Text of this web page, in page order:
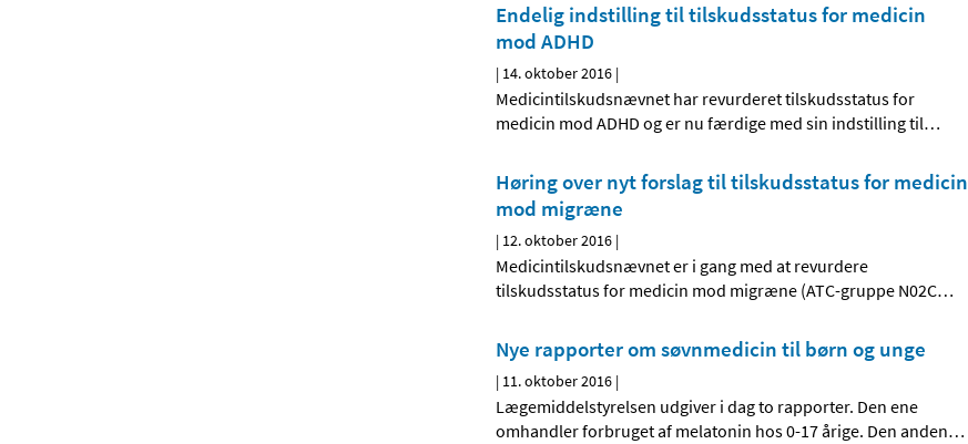
Endelig indstilling til tilskudsstatus for medicin
mod ADHD
| 14. oktober 2016 |
Medicintilskudsnævnet har revurderet tilskudsstatus for
medicin mod ADHD og er nu færdige med sin indstilling til…
Høring over nyt forslag til tilskudsstatus for medicin
mod migræne
| 12. oktober 2016 |
Medicintilskudsnævnet er i gang med at revurdere
tilskudsstatus for medicin mod migræne (ATC-gruppe N02C…
Nye rapporter om søvnmedicin til børn og unge
| 11. oktober 2016 |
Lægemiddelstyrelsen udgiver i dag to rapporter. Den ene
omhandler forbruget af melatonin hos 0-17 årige. Den anden…